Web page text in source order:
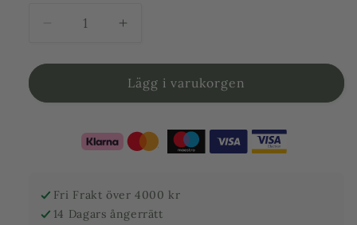
Minska
för
20
planterat
Öka
för
Olivträd
20
planterat
i
Lägg i varukorgen
Fri Frakt över 4000 kr
14 Dagars ångerrätt